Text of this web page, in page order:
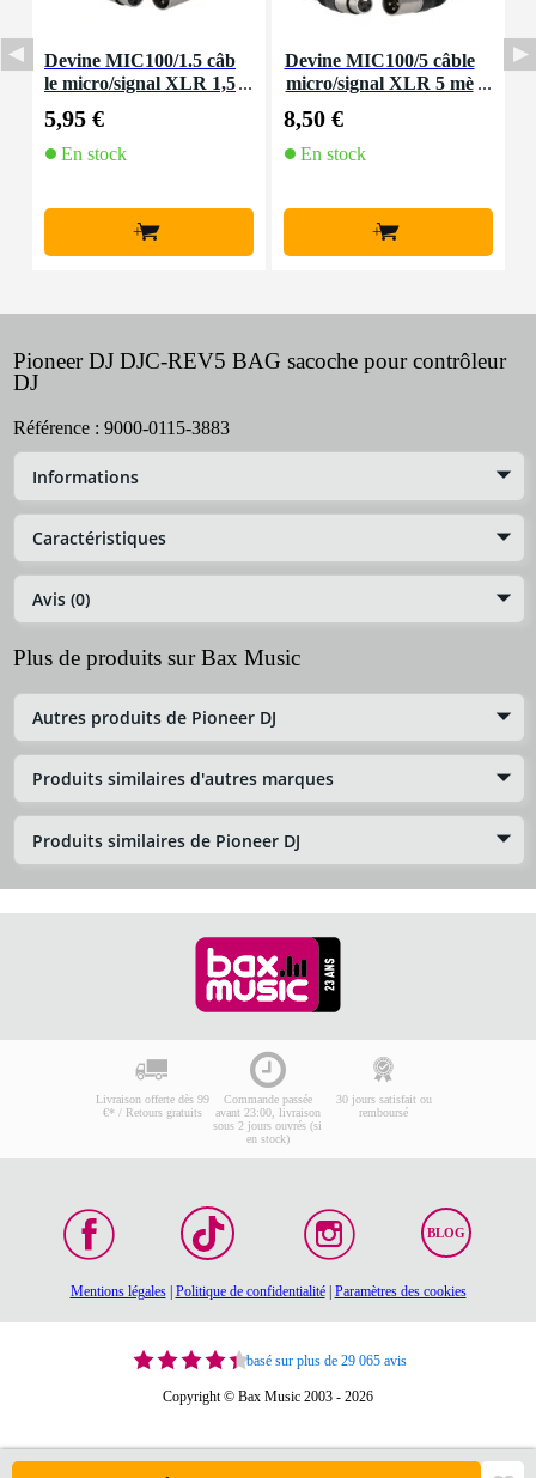
Devine MIC100/1.5 câb
le micro/signal XLR 1,5
5,95 €
En stock
+
Devine MIC100/5 câble
micro/signal XLR 5 mè
8,50 €
En stock
+
Pioneer DJ DJC-REV5 BAG sacoche pour contrôleur
DJ
Référence : 9000-0115-3883
Informations
Caractéristiques
Avis (0)
Plus de produits sur Bax Music
Autres produits de Pioneer DJ
Produits similaires d'autres marques
Produits similaires de Pioneer DJ
Livraison offerte dès 99
€* / Retours gratuits
Commande passée
avant 23:00, livraison
sous 2 jours ouvrés (si
en stock)
30 jours satisfait ou
remboursé
BLOG
Mentions légales| Politique de confidentialité| Paramètres des cookies
basé sur plus de 29 065 avis
Copyright © Bax Music 2003 - 2026